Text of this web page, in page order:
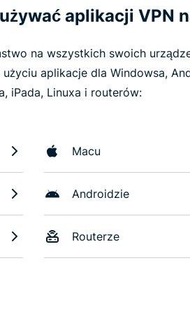
aplikacji VPN
na wszystkich swoich
użyciu aplikacje dla Windowsa,
iPada, Linuxa i routerów:
Macu
Androidzie
Routerze